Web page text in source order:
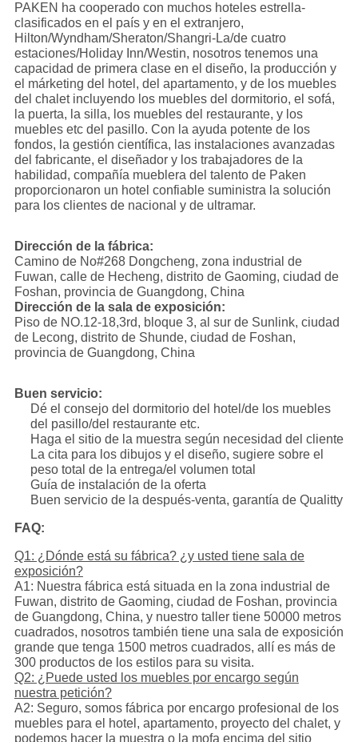
PAKEN ha cooperado con muchos hoteles estrella-
clasificados en el país y en el extranjero,
Hilton/Wyndham/Sheraton/Shangri-La/de cuatro
estaciones/Holiday Inn/Westin, nosotros tenemos una
capacidad de primera clase en el diseño, la producción y
el márketing del hotel, del apartamento, y de los muebles
del chalet incluyendo los muebles del dormitorio, el sofá,
la puerta, la silla, los muebles del restaurante, y los
muebles etc del pasillo. Con la ayuda potente de los
fondos, la gestión científica, las instalaciones avanzadas
del fabricante, el diseñador y los trabajadores de la
habilidad, compañía mueblera del talento de Paken
proporcionaron un hotel confiable suministra la solución
para los clientes de nacional y de ultramar.
Dirección de la fábrica:
Camino de No#268 Dongcheng, zona industrial de
Fuwan, calle de Hecheng, distrito de Gaoming, ciudad de
Foshan, provincia de Guangdong, China
Dirección de la sala de exposición:
Piso de NO.12-18,3rd, bloque 3, al sur de Sunlink, ciudad
de Lecong, distrito de Shunde, ciudad de Foshan,
provincia de Guangdong, China
Buen servicio:
Dé el consejo del dormitorio del hotel/de los muebles
del pasillo/del restaurante etc.
Haga el sitio de la muestra según necesidad del cliente
La cita para los dibujos y el diseño, sugiere sobre el
peso total de la entrega/el volumen total
Guía de instalación de la oferta
Buen servicio de la después-venta, garantía de Qualitty
FAQ:
Q1: ¿Dónde está su fábrica? ¿y usted tiene sala de
exposición?
A1: Nuestra fábrica está situada en la zona industrial de
Fuwan, distrito de Gaoming, ciudad de Foshan, provincia
de Guangdong, China, y nuestro taller tiene 50000 metros
cuadrados, nosotros también tiene una sala de exposición
grande que tenga 1500 metros cuadrados, allí es más de
300 productos de los estilos para su visita.
Q2: ¿Puede usted los muebles por encargo según
nuestra petición?
A2: Seguro, somos fábrica por encargo profesional de los
muebles para el hotel, apartamento, proyecto del chalet, y
podemos hacer la muestra o la mofa encima del sitio